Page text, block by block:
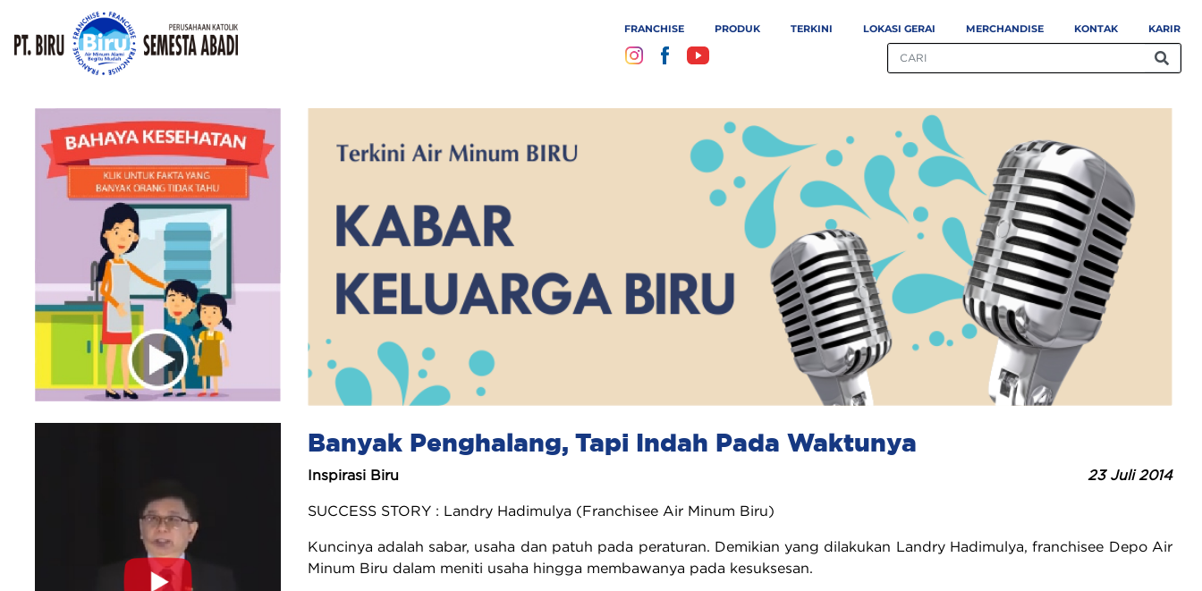
FRANCHISE PRODUK TERKINI LOKASI GERAI MERCHANDISE KONTAK KARIR
Banyak Penghalang, Tapi Indah Pada Waktunya
Inspirasi Biru 23 Juli 2014
SUCCESS STORY : Landry Hadimulya (Franchisee Air Minum Biru)
Kuncinya adalah sabar, usaha dan patuh pada peraturan. Demikian yang dilakukan Landry Hadimulya, franchisee Depo Air
Minum Biru dalam meniti usaha hingga membawanya pada kesuksesan.